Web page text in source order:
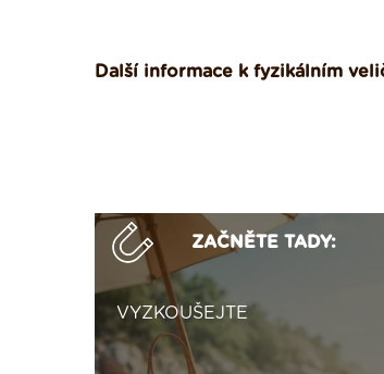
Další informace k fyzikálním
ZAČNĚTE TADY:
VYZKOUŠEJTE
Vytvořte si vizualizaci
seženeme! ›